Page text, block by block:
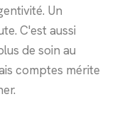
Un
C'est aussi
de soin au
comptes mérite